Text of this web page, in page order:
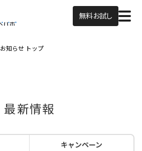
無料お試し
お知らせ トップ
最新情報
キャンペーン